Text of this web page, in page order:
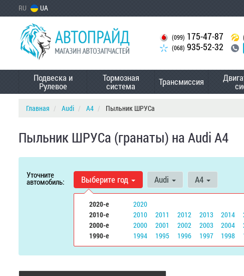
RU UA
(099) 175-47-87
(068) 935-52-32
Подвеска и
Рулевое
Тормозная
система Трансмиссия
Главная Audi A4 Пыльник ШРУСа
Пыльник ШРУСа (гранаты) на Audi A4
Уточните
автомобиль: Выберите год
2020-е
2020
2010-е
2010 2011 2012 2013 2014
2000-е
2000 2001 2002 2003 2004
1990-е
1994 1995 1996 1997 1998
Audi A4